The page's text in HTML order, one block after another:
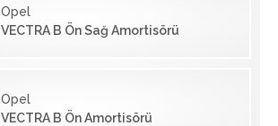
Opel
VECTRA B Ön Sağ Amortisörü
Opel
VECTRA B Ön Amortisörü